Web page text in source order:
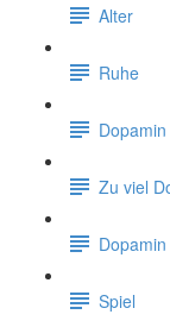
Alter
Ruhe
Dopamin
Zu viel
Spiel